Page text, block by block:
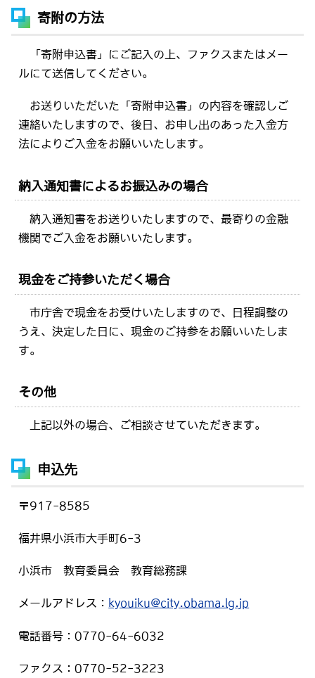
寄附の方法
「寄附申込書」にご記入の上、ファクスまたはメー
ルにて送信してください。
お送りいただいた「寄附申込書」の内容を確認しご
連絡いたしますので、後日、お申し出のあった入金方
法によりご入金をお願いいたします。
納入通知書によるお振込みの場合
納入通知書をお送りいたしますので、最寄りの金融
機関でご入金をお願いいたします。
現金をご持参いただく場合
市庁舎で現金をお受けいたしますので、日程調整の
うえ、決定した日に、現金のご持参をお願いいたしま
す。
その他
上記以外の場合、ご相談させていただきます。
申込先
〒917-8585
福井県小浜市大手町6-3
小浜市 教育委員会 教育総務課
メールアドレス： kyouiku@city.obama.lg.jp
電話番号：0770-64-6032
ファクス：0770-52-3223